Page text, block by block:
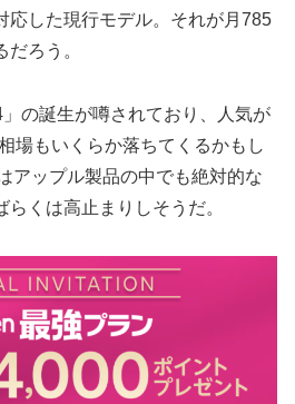
応した現行モデル。それが月785
ろう。
の誕生が噂されており、人気が
場もいくらか落ちてくるかもし
アップル製品の中でも絶対的な
らくは高止まりしそうだ。